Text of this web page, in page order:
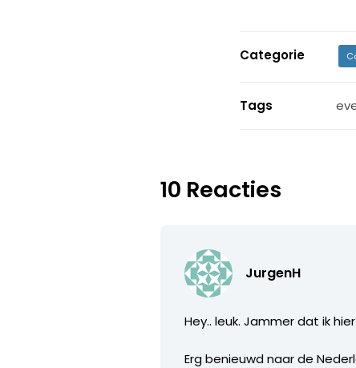
Categorie
Tags
10 Reacties
JurgenH
Hey.. leuk. Jammer dat ik
Erg benieuwd naar de